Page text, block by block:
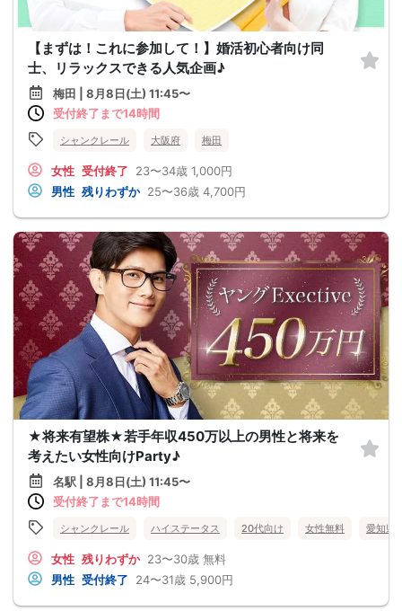
【まずは！これに参加して！】婚活初心者向け同
士、リラックスできる人気企画♪
梅田 | 8月8日(土) 11:45〜
受付終了まで14時間
シャンクレール 大阪府 梅田
女性 受付終了 23〜34歳 1,000円
男性 残りわずか 25〜36歳 4,700円
★将来有望株★若手年収450万以上の男性と将来を
考えたい女性向けParty♪
名駅 | 8月8日(土) 11:45〜
受付終了まで14時間
シャンクレール ハイステータス 20代向け 女性無料 愛知県
女性 残りわずか 23〜30歳 無料
男性 受付終了 24〜31歳 5,900円